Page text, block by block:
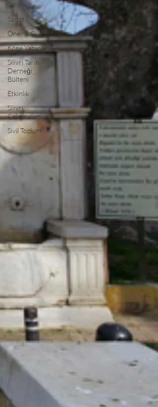
Tarih
Sanat
Önemli Günler
Köşe Yazarları
Silivri Tarih
Derneği
Bülteni
Etkinlik
Silivri
Çalışmaları
Sivil Toplum